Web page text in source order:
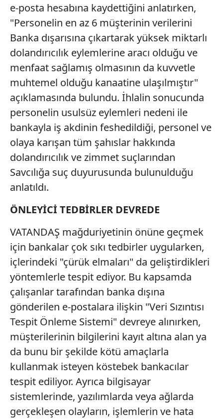
Çerezlere ilişkin tercihlerinizi aşağıda yer alan panel
vasıtasıyla belirleyebilirsiniz. Çerezlere ilişkin detaylı bilgi
için Ayarlar butonuna tıklayabilir,
Çerez Bilgilendirme
ziyaret edebilirsiniz.
6698 sayılı Kişisel Verilerin Korunması Kanunu uyarınca
hazırlanmış Aydınlatma Metnimizi okumak ve sitemizde
ilgili mevzuata uygun olarak kullanılan çerezlerle ilgili bilgi
almak için lütfen
e-posta hesabına kaydettiğini anlatırken,
"Personelin en az 6 müşterinin verilerini
Banka dışarısına çıkartarak yüksek miktarlı
dolandırıcılık eylemlerine aracı olduğu ve
menfaat sağlamış olmasının da kuvvetle
muhtemel olduğu kanaatine ulaşılmıştır"
açıklamasında bulundu. İhlalin sonucunda
personelin usulsüz eylemleri nedeni ile
bankayla iş akdinin feshedildiği, personel ve
olaya karışan tüm şahıslar hakkında
dolandırıcılık ve zimmet suçlarından
Savcılığa suç duyurusunda bulunulduğu
anlatıldı.
ÖNLEYİCİ TEDBİRLER DEVREDE
VATANDAŞ mağduriyetinin önüne geçmek
için bankalar çok sıkı tedbirler uygularken,
içlerindeki "çürük elmaları" da geliştirdikleri
yöntemlerle tespit ediyor. Bu kapsamda
çalışanlar tarafından banka dışına
gönderilen e-postalara ilişkin "Veri Sızıntısı
Tespit Önleme Sistemi" devreye alınırken,
müşterilerinin bilgilerini kayıt altına alan ya
da bunu bir şekilde kötü amaçlarla
kullanmak isteyen köstebek bankacılar
tespit ediliyor. Ayrıca bilgisayar
sistemlerinde, yazılımlarda veya ağlarda
gerçekleşen olayların, işlemlerin ve hata